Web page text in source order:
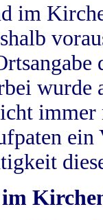
im
wurde